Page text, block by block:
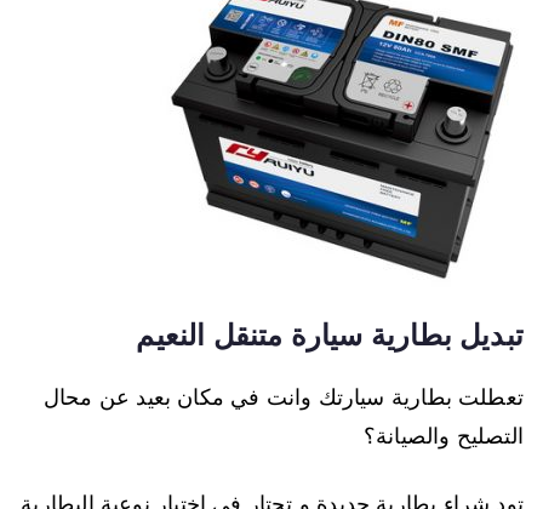
تبديل بطارية سيارة متنقل النعيم
تعطلت بطارية سيارتك وانت في مكان بعيد عن محال
التصليح والصيانة؟